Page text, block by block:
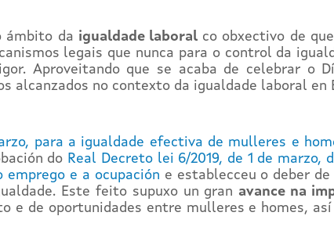
ámbito da igualdade laboralco obxectivo de
legais que nunca para o control da
Aproveitando que se acaba de celebrar o
alcanzados no contexto da igualdade laboral en
para a igualdade efectiva de mulleres e
do Real Decreto lei 6/2019, de 1 de
e a ocupación e establecceu o deber
Este feito supuxo un gran avance na
e de oportunidades entre mulleres e homes,